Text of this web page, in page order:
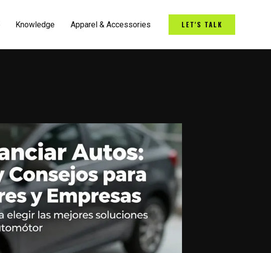
Knowledge Apparel & Accessories LET'S TALK